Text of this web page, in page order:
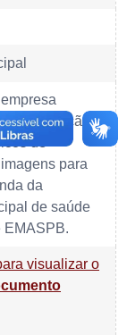
realização
de
para
da
de saúde
EMASPB.
visualizar o